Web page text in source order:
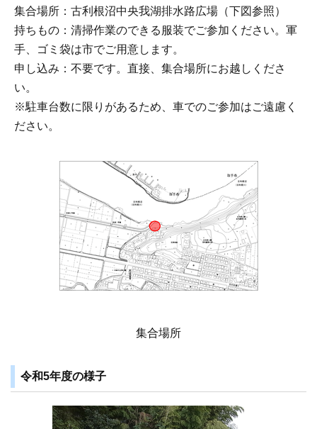
集合場所：古利根沼中央我湖排水路広場（下図参照）
持ちもの：清掃作業のできる服装でご参加ください。軍
手、ゴミ袋は市でご用意します。
申し込み：不要です。直接、集合場所にお越しくださ
い。
※駐車台数に限りがあるため、車でのご参加はご遠慮く
ださい。
集合場所
令和5年度の様子